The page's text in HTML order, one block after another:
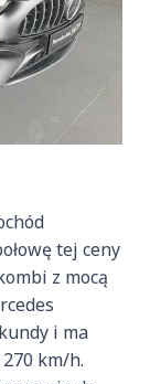
tej ceny
z mocą
i ma
km/h.